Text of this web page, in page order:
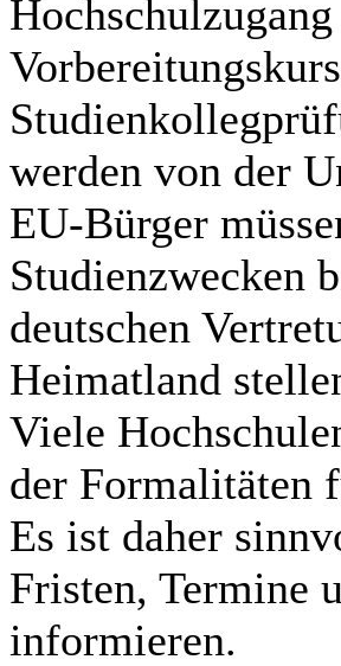
werden von der
EU-Bürger
Studienzwecken
deutschen
Heimatland
Viele
der Formalitäten
Es ist daher
Fristen, Termine
informieren.